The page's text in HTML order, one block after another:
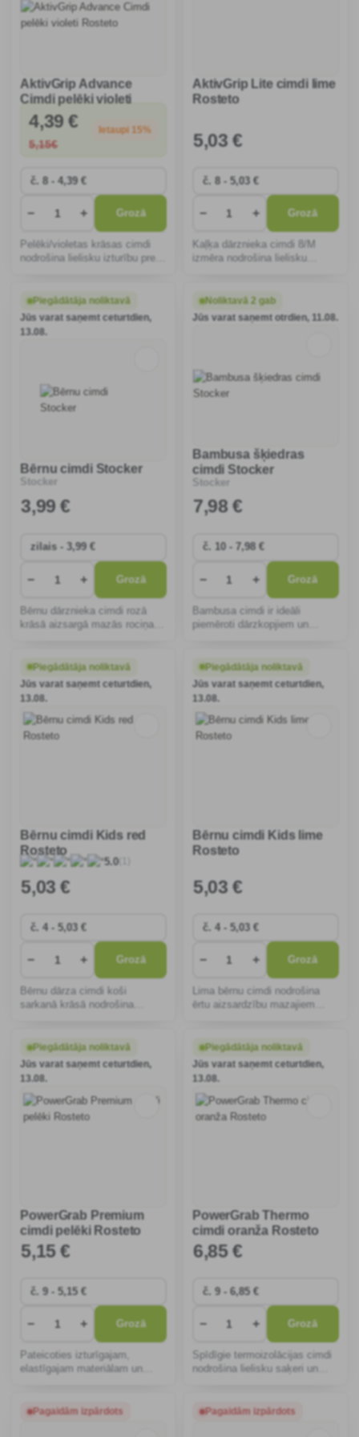
AktivGrip Advance
Cimdi pelēki violeti
Rosteto
4,39 €
5,15€
Ietaupi 15%
− + Grozā
Pelēki/violetas krāsas cimdi
nodrošina lielisku izturību pret
komfortu un elastību dārza vai
celtniecības darbos. Lielisks
saķeri pat
AktivGrip Lite cimdi lime
Rosteto
5,03 €
− + Grozā
Kaļķa dārznieka cimdi 8/M
izmēra nodrošina lielisku
elpojošais materiāls garantē
elastību, sausas rokas un
Piegādātāja noliktavā
Jūs varat saņemt ceturtdien,
13.08.
Bērnu cimdi Stocker
Stocker
3,99 €
− + Grozā
Bērnu dārznieka cimdi rozā
krāsā aizsargā mazās rociņas
motivē bērnus izbaudīt jautras
aktivitātes brīvā dabā.
Noliktavā 2 gab
Jūs varat saņemt otrdien, 11.08.
Bambusa šķiedras
cimdi Stocker
Stocker
7,98 €
− + Grozā
Bambusa cimdi ir ideāli
piemēroti dārzkopjiem un
elpojoši un elastīgi, tie
nodrošina komfortu darbā un
veicina ekoloģisko ilgtspēju.
Piegādātāja noliktavā
Jūs varat saņemt ceturtdien,
13.08.
Bērnu cimdi Kids red
Rosteto
5.0(1)
5,03 €
− + Grozā
Bērnu dārza cimdi koši
sarkanā krāsā nodrošina
elastīgs un ergonomisks
dizains, kas ir ideāli piemērots
drošām un jautrām darbībām d
Piegādātāja noliktavā
Jūs varat saņemt ceturtdien,
13.08.
Bērnu cimdi Kids lime
Rosteto
5,03 €
− + Grozā
Lima bērnu cimdi nodrošina
ērtu aizsardzību mazajiem
nodrošina drošu lietošanu
dārza darbos un mājas darbos.
Piegādātāja noliktavā
Jūs varat saņemt ceturtdien,
13.08.
PowerGrab Premium
cimdi pelēki Rosteto
5,15 €
− + Grozā
Pateicoties izturīgajam,
elastīgajam materiālam un
saķeri, drošību un komfortu
Piegādātāja noliktavā
Jūs varat saņemt ceturtdien,
13.08.
PowerGrab Thermo
cimdi oranža Rosteto
6,85 €
− + Grozā
Spīdīgie termoizolācijas cimdi
nodrošina lielisku saķeri un
celtniecības darbiem skarbos
Pagaidām izpārdots Pagaidām izpārdots